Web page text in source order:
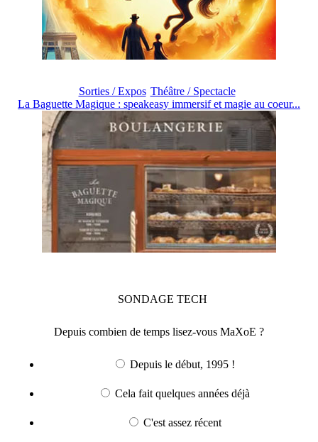
Sorties / Expos Théâtre / Spectacle
La Baguette Magique : speakeasy immersif et magie au coeur...
SONDAGE TECH
Depuis combien de temps lisez-vous MaXoE ?
Depuis le début, 1995 !
Cela fait quelques années déjà
C'est assez récent